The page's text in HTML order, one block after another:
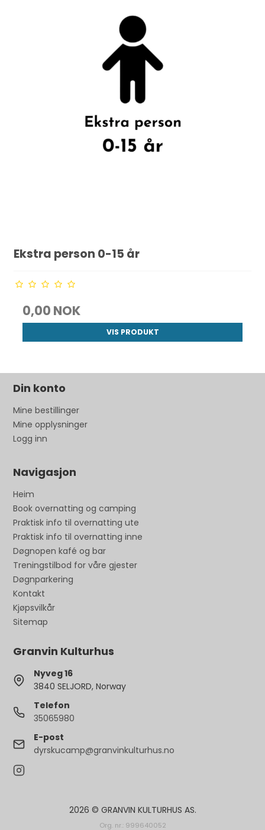
Ekstra person 0-15 år
0,00 NOK
VIS PRODUKT
Din konto
Mine bestillinger
Mine opplysninger
Logg inn
Navigasjon
Heim
Book overnatting og camping
Praktisk info til overnatting ute
Praktisk info til overnatting inne
Døgnopen kafé og bar
Treningstilbod for våre gjester
Døgnparkering
Kontakt
Kjøpsvilkår
Sitemap
Granvin Kulturhus
Nyveg 16
3840 SELJORD, Norway
Telefon
35065980
E-post
dyrskucamp@granvinkulturhus.no
2026 © GRANVIN KULTURHUS AS.
Org. nr.: 999640052